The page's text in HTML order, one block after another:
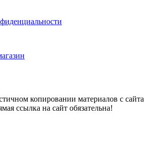
копировании материалов с сайта
ссылка на сайт обязательна!